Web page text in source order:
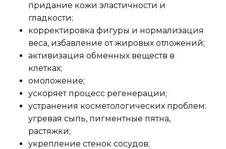
придание кожи эластичности и
гладкости;
корректировка фигуры и нормализация
веса, избавление от жировых отложений;
активизация обменных веществ в
клетках;
омоложение;
ускоряет процесс регенерации;
устранения косметологических проблем:
угревая сыпь, пигментные пятна,
растяжки;
укрепление стенок сосудов;